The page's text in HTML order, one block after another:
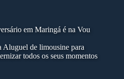
em Maringá é na Vou
de limousine para
todos os seus momentos